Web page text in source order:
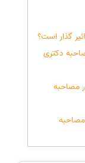
گذار است؟
دکتری
در مصاحبه
در مصاحبه